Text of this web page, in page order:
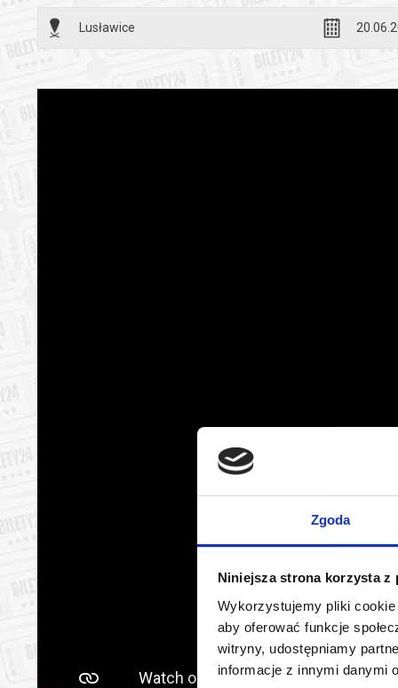
Zgoda
Niniejsza strona korzysta z
Wykorzystujemy pliki cookie
aby oferować funkcje
witryny, udostępniamy
informacje z innymi danymi
UWAGA!
listę (za
Prosimy o
Na terenie
Bilet
– uczniom;
–
–
–
– osobom
Lusławice